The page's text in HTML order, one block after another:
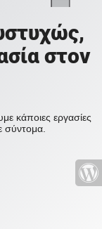
στον
κάποιες εργασίες
σύντομα.